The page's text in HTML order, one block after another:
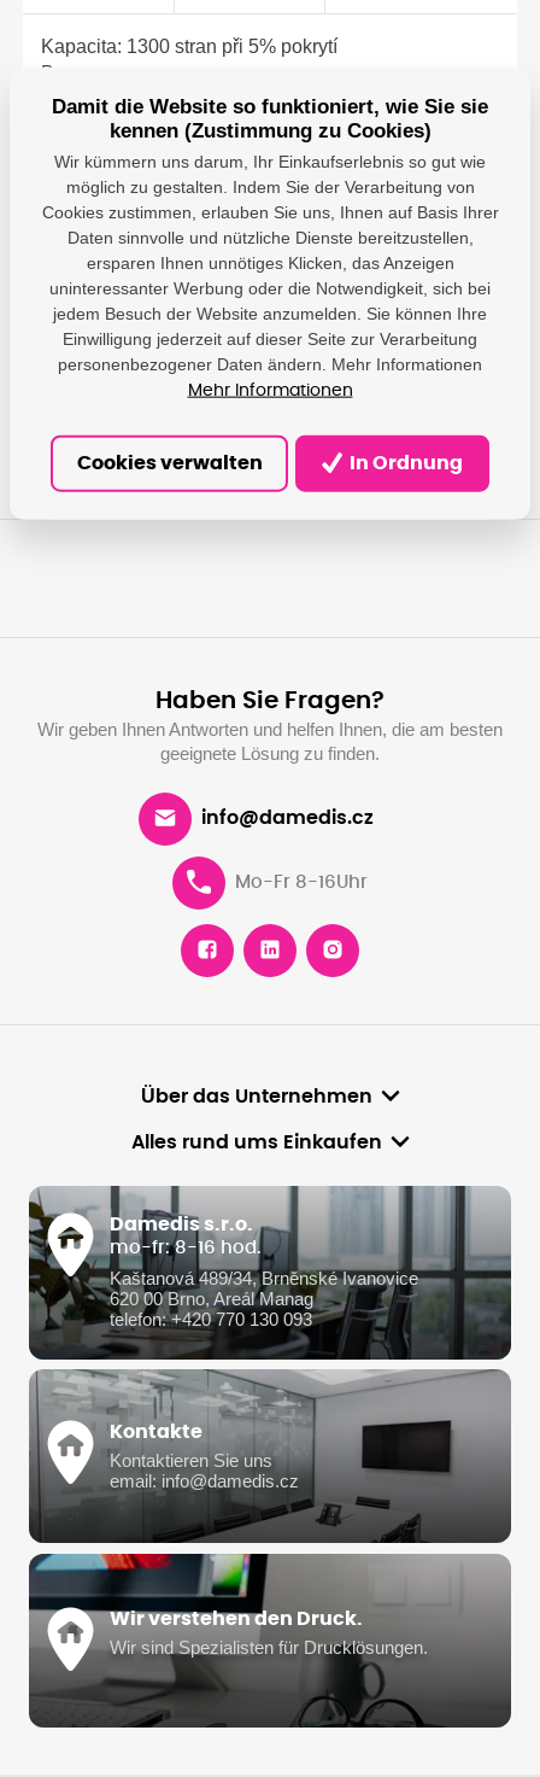
Kapacita: 1300 stran při 5% pokrytí
Barva: cyan
Pro tiskárny: Brother DCP-J100, Brother DCP-J105,
Brother MFC-J200, ...
Parameter
Producer
PrintLine - DAMEDIS,
s.r.o.; Kaštanová
489/34, Brněnské
Ivanovice, 620 00 Brno;
info@damedis.cz
Haben Sie Fragen?
Wir geben Ihnen Antworten und helfen Ihnen, die am besten
geeignete Lösung zu finden.
info@damedis.cz
Mo-Fr 8-16Uhr
Über das Unternehmen
Alles rund ums Einkaufen
Damedis s.r.o.
mo-fr: 8-16 hod.
Kaštanová 489/34, Brněnské Ivanovice
620 00 Brno, Areál Manag
telefon: +420 770 130 093
Kontakte
Kontaktieren Sie uns
email: info@damedis.cz
Wir verstehen den Druck.
Wir sind Spezialisten für Drucklösungen.
Damit die Website so funktioniert, wie Sie sie
kennen (Zustimmung zu Cookies)
Wir kümmern uns darum, Ihr Einkaufserlebnis so gut wie
möglich zu gestalten. Indem Sie der Verarbeitung von
Cookies zustimmen, erlauben Sie uns, Ihnen auf Basis Ihrer
Daten sinnvolle und nützliche Dienste bereitzustellen,
ersparen Ihnen unnötiges Klicken, das Anzeigen
uninteressanter Werbung oder die Notwendigkeit, sich bei
jedem Besuch der Website anzumelden. Sie können Ihre
Einwilligung jederzeit auf dieser Seite zur Verarbeitung
personenbezogener Daten ändern. Mehr Informationen
Mehr Informationen
Cookies verwalten In Ordnung